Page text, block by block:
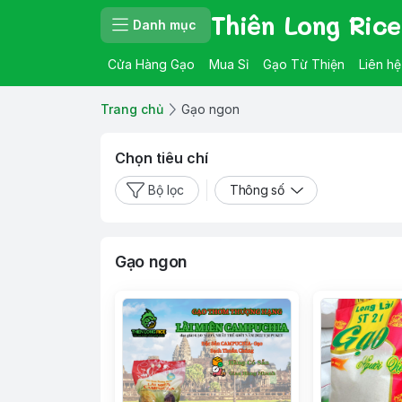
Danh mục Thiên Long Rice
Cửa Hàng Gạo Mua Sỉ Gạo Từ Thiện Liên hệ
Trang chủ Gạo ngon
Chọn tiêu chí
Bộ lọc Thông số
Gạo ngon